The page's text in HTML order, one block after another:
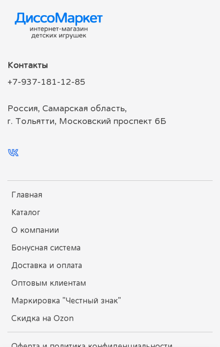
Главная
Каталог
О компании
Бонусная система
Доставка и оплата
Оптовым клиентам
Маркировка "Честный знак"
Скидка на Ozon
Контакты
+7-937-181-12-85
Россия, Самарская область,
г. Тольятти, Московский проспект 6Б